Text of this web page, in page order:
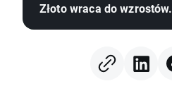
Złoto wraca do wzrostów.